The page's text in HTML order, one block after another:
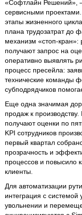
«Софтлайн Решений»,
сервисными
этапы жизненного
плана трудозатрат до
механизм «стоп-
получают запрос на
оперативно выявлять
процесс пресейла:
технические команды
субподрядчиков
Еще одна значимая
продаж к
получают оценки по
KPI сотрудников
первый квартал
прозрачность и
процессов и повысило
клиенты.
Для автоматизации
интеграция с
увольнении и